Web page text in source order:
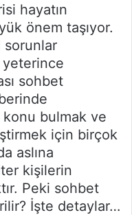
hayatın
önem taşıyor.
sorunlar
sohbet
bulmak ve
için birçok
aslına
kişilerin
Peki sohbet
İşte detaylar…